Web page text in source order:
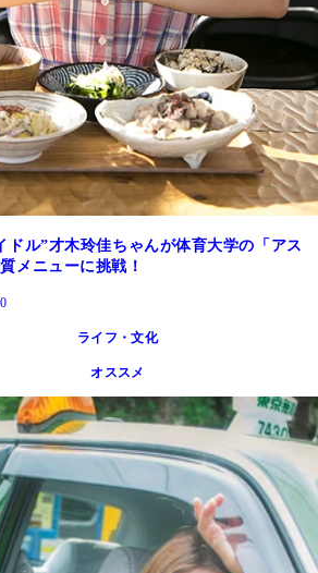
ドル”才木玲佳ちゃんが体育大学の「アス
質メニューに挑戦！
ライフ・文化
オススメ